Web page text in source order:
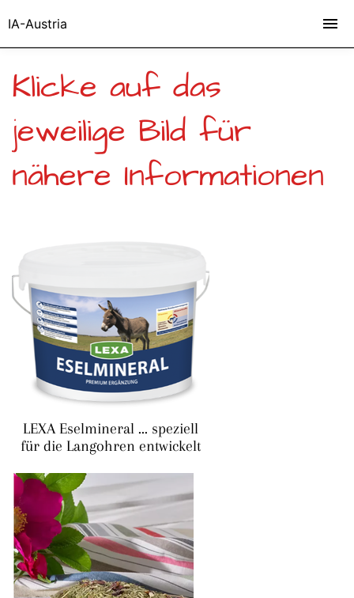
Klicke auf das
jeweilige Bild für
nähere Informationen
LEXA Eselmineral ... speziell
für die Langohren entwickelt
IA-Austria